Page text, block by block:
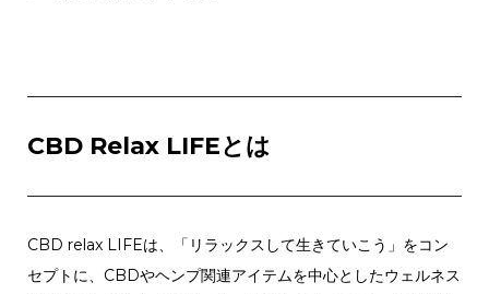
CBD Relax LIFEとは
CBD relax LIFEは、「リラックスして生きていこう」をコン
セプトに、CBDやヘンプ関連アイテムを中心としたウェルネス